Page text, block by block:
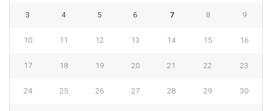
3 4 5 6 7 8 9
10 11 12 13 14 15 16
17 18 19 20 21 22 23
24 25 26 27 28 29 30